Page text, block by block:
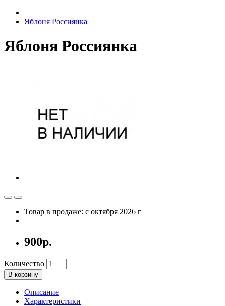
Яблоня Россиянка
Яблоня Россиянка
Товар в продаже: с октября 2026 г
900р.
Количество
В корзину
Описание
Характеристики